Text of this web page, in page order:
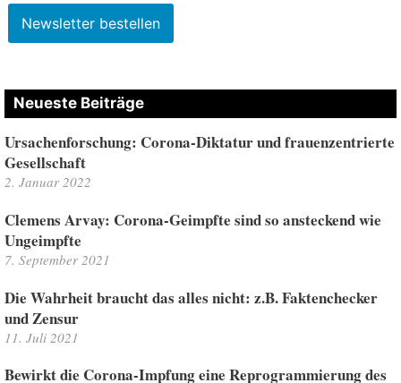
Neueste Beiträge
Ursachenforschung: Corona-Diktatur und frauenzentrierte
Gesellschaft
2. Januar 2022
Clemens Arvay: Corona-Geimpfte sind so ansteckend wie
Ungeimpfte
7. September 2021
Die Wahrheit braucht das alles nicht: z.B. Faktenchecker
und Zensur
11. Juli 2021
Bewirkt die Corona-Impfung eine Reprogrammierung des